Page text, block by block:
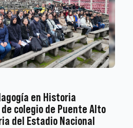
en Historia
colegio de Puente Alto
del Estadio Nacional